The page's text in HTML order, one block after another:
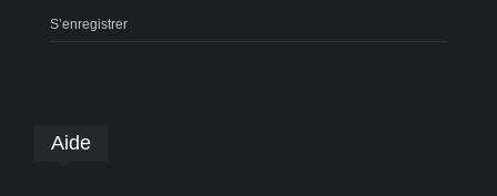
S’enregistrer
Aide